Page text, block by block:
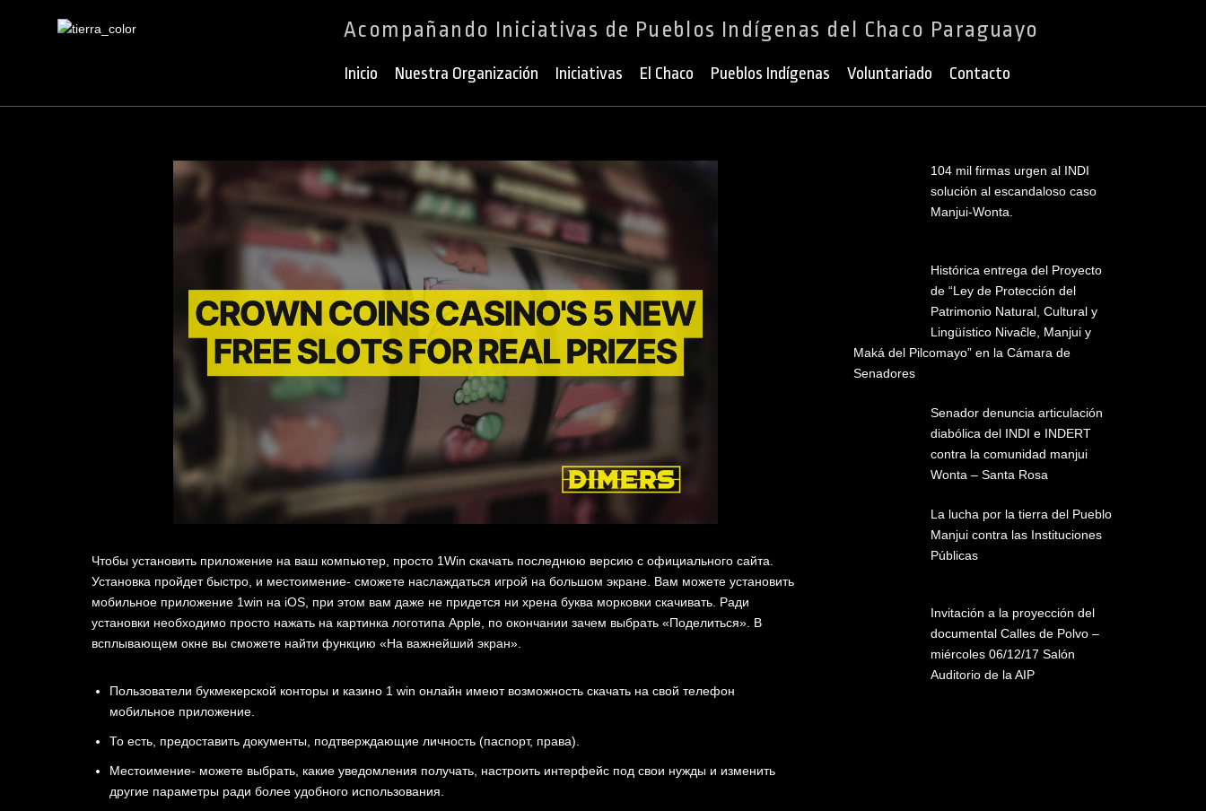
Acompañando Iniciativas de Pueblos Indígenas del Chaco Paraguayo
Inicio Nuestra Organización Iniciativas El Chaco Pueblos Indígenas Voluntariado Contacto
Чтобы установить приложение на ваш компьютер, просто 1Win скачать последнюю версию с официального сайта.
Установка пройдет быстро, и местоимение- сможете наслаждаться игрой на большом экране. Вам можете установить
мобильное приложение 1win на iOS, при этом вам даже не придется ни хрена буква морковки скачивать. Ради
установки необходимо просто нажать на картинка логотипа Apple, по окончании зачем выбрать «Поделиться». В
всплывающем окне вы сможете найти функцию «На важнейший экран».
Пользователи букмекерской конторы и казино 1 win онлайн имеют возможность скачать на свой телефон
мобильное приложение.
То есть, предоставить документы, подтверждающие личность (паспорт, права).
Местоимение- можете выбрать, какие уведомления получать, настроить интерфейс под свои нужды и изменить
другие параметры ради более удобного использования.
104 mil firmas urgen al INDI
solución al escandaloso caso
Manjui-Wonta.
Histórica entrega del Proyecto
de “Ley de Protección del
Patrimonio Natural, Cultural y
Lingüístico Nivaĉle, Manjui y
Maká del Pilcomayo” en la Cámara de
Senadores
Senador denuncia articulación
diabólica del INDI e INDERT
contra la comunidad manjui
Wonta – Santa Rosa
La lucha por la tierra del Pueblo
Manjui contra las Instituciones
Públicas
Invitación a la proyección del
documental Calles de Polvo –
miércoles 06/12/17 Salón
Auditorio de la AIP